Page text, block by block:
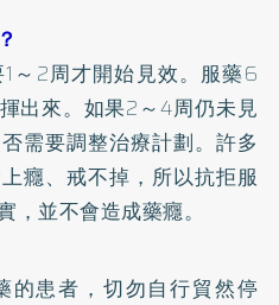
～2周才開始見效。服藥6
出來。如果2～4周仍未見
需要調整治療計劃。許多
癮、戒不掉，所以抗拒服
，並不會造成藥癮。
的患者，切勿自行貿然停